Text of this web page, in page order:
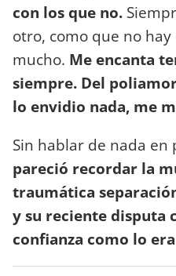
con los que no.
otro, como que no
mucho. Me encanta
siempre. Del
lo envidio nada, me
Sin hablar de nada en
pareció recordar la
traumática
y su reciente disputa
confianza como lo